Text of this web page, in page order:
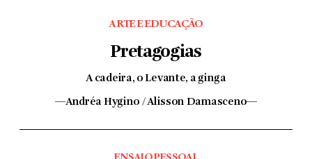
ARTE E EDUCAÇÃO
Pretagogias
A cadeira, o Levante, a ginga
—Andréa Hygino / Alisson Damasceno—